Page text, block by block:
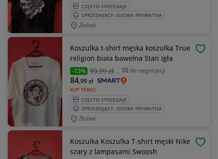
CZĘSTO SPRZEDAJE
SPRZEDAJĄCY: OSOBA PRYWATNA
Żłobek
Koszulka t-shirt męska koszulka True
religion biała bawełna Stan Igła
-15% 99,99 zł do negocjacji
KUP TERAZ
84,99zł
CZĘSTO SPRZEDAJE
SPRZEDAJĄCY: OSOBA PRYWATNA
Żłobek
Koszulka Koszulka T-shirt męski Nike
szary z lampasami Swoosh